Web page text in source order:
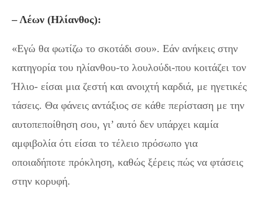
– Λέων (Ηλίανθος):
«Εγώ θα φωτίζω το σκοτάδι σου». Εάν ανήκεις στην
κατηγορία του ηλίανθου-το λουλούδι-που κοιτάζει τον
Ήλιο- είσαι μια ζεστή και ανοιχτή καρδιά, με ηγετικές
τάσεις. Θα φάνεις αντάξιος σε κάθε περίσταση με την
αυτοπεποίθηση σου, γι’ αυτό δεν υπάρχει καμία
αμφιβολία ότι είσαι το τέλειο πρόσωπο για
οποιαδήποτε πρόκληση, καθώς ξέρεις πώς να φτάσεις
στην κορυφή.